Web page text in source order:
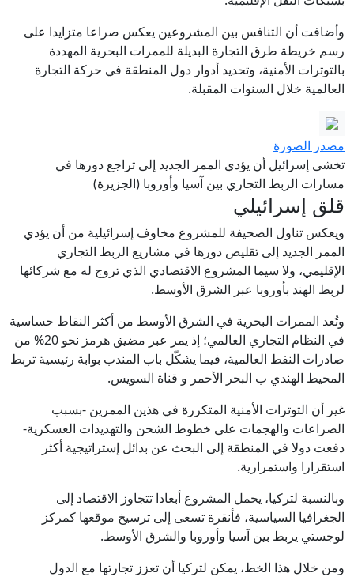
وأضافت أن التنافس بين المشروعين يعكس صراعا متزايدا على
رسم خريطة طرق التجارة البديلة للممرات البحرية المهددة
بالتوترات الأمنية، وتحديد أدوار دول المنطقة في حركة التجارة
العالمية خلال السنوات المقبلة.
مصدر الصورة
تخشى إسرائيل أن يؤدي الممر الجديد إلى تراجع دورها في
مسارات الربط التجاري بين آسيا وأوروبا (الجزيرة)
قلق إسرائيلي
ويعكس تناول الصحيفة للمشروع مخاوف إسرائيلية من أن يؤدي
الممر الجديد إلى تقليص دورها في مشاريع الربط التجاري
الإقليمي، ولا سيما المشروع الاقتصادي الذي تروج له مع شركائها
لربط الهند بأوروبا عبر الشرق الأوسط.
وتُعد الممرات البحرية في الشرق الأوسط من أكثر النقاط حساسية
في النظام التجاري العالمي؛ إذ يمر عبر مضيق هرمز نحو 20% من
صادرات النفط العالمية، فيما يشكّل باب المندب بوابة رئيسية تربط
المحيط الهندي ب البحر الأحمر و قناة السويس.
غير أن التوترات الأمنية المتكررة في هذين الممرين -بسبب
الصراعات والهجمات على خطوط الشحن والتهديدات العسكرية-
دفعت دولا في المنطقة إلى البحث عن بدائل إستراتيجية أكثر
استقرارا واستمرارية.
وبالنسبة لتركيا، يحمل المشروع أبعادا تتجاوز الاقتصاد إلى
الجغرافيا السياسية، فأنقرة تسعى إلى ترسيخ موقعها كمركز
لوجستي يربط بين آسيا وأوروبا والشرق الأوسط.
ومن خلال هذا الخط، يمكن لتركيا أن تعزز تجارتها مع الدول